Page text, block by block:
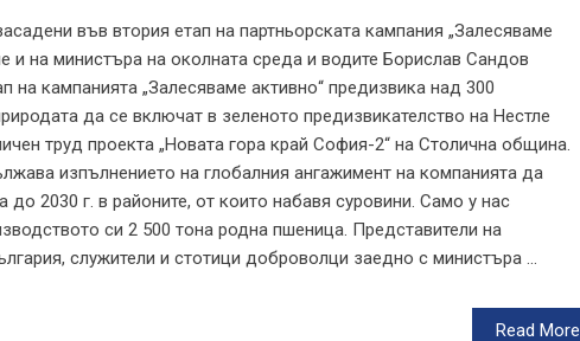
във втория етап на партньорската кампания „Залесяваме
и на министъра на околната среда и водите Борислав Сандов
на кампанията „Залесяваме активно“ предизвика над 300
да се включат в зеленото предизвикателство на Нестле
труд проекта „Новата гора край София-2“ на Столична община.
изпълнението на глобалния ангажимент на компанията да
до 2030 г. в районите, от които набавя суровини. Само у нас
си 2 500 тона родна пшеница. Представители на
служители и стотици доброволци заедно с министъра ...
Read More